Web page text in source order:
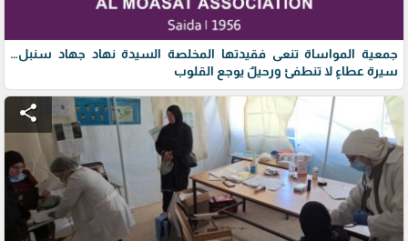
جمعية المواساة تنعى فقيدتها المخلصة السيدة نهاد جهاد سنبل…
سيرة عطاءٍ لا تنطفئ ورحيلٌ يوجع القلوب
share